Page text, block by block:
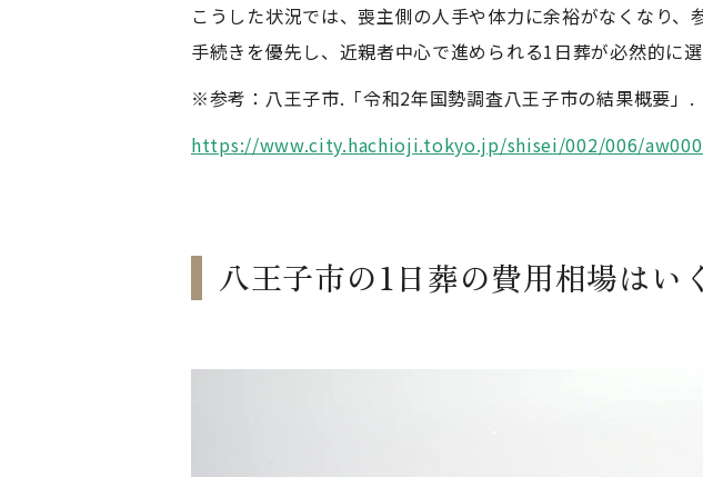
こうした状況では、喪主側の人手や体力に余裕がなくなり
手続きを優先し、近親者中心で進められる1日葬が必然的に
※参考：八王子市.「令和2年国勢調査八王子市の結果概要」.
https://www.city.hachioji.tokyo.jp/shisei/002/006/
八王子市の1日葬の費用相場はい